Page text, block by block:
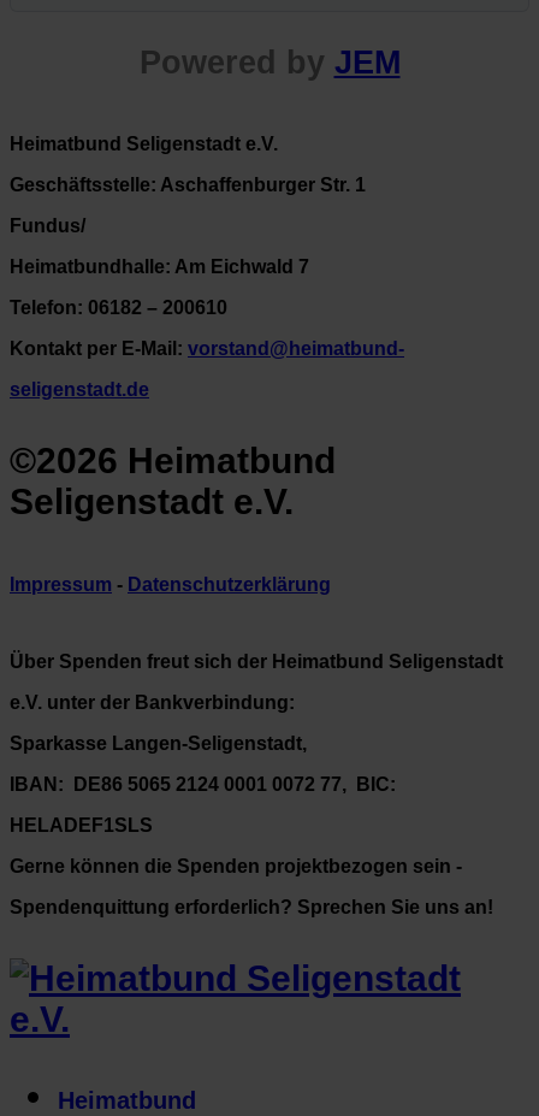
Powered by JEM
Heimatbund Seligenstadt e.V.
Geschäftsstelle: Aschaffenburger Str. 1
Fundus/
Heimatbundhalle: Am Eichwald 7
Telefon: 06182 – 200610
Kontakt per E-Mail: vorstand@heimatbund-
seligenstadt.de
©2026 Heimatbund
Seligenstadt e.V.
Impressum - Datenschutzerklärung
Über Spenden freut sich der Heimatbund Seligenstadt
e.V. unter der Bankverbindung:
Sparkasse Langen-Seligenstadt,
IBAN: DE86 5065 2124 0001 0072 77, BIC:
HELADEF1SLS
Gerne können die Spenden projektbezogen sein -
Spendenquittung erforderlich? Sprechen Sie uns an!
Heimatbund